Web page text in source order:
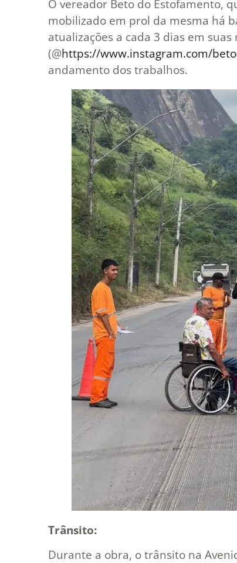
O vereador Beto do Estofamento,
mobilizado em prol da mesma há
atualizações a cada 3 dias em suas
(@https://www.instagram.com/
andamento dos trabalhos.
Trânsito:
Durante a obra, o trânsito na